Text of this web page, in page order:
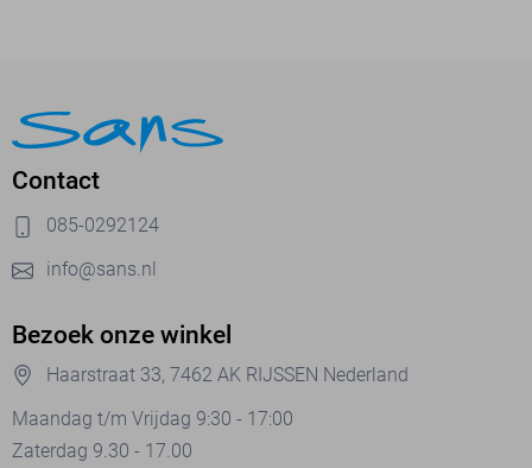
Contact
085-0292124
info@sans.nl
Bezoek onze winkel
Haarstraat 33, 7462 AK RIJSSEN Nederland
Maandag t/m Vrijdag 9:30 - 17:00
Zaterdag 9.30 - 17.00